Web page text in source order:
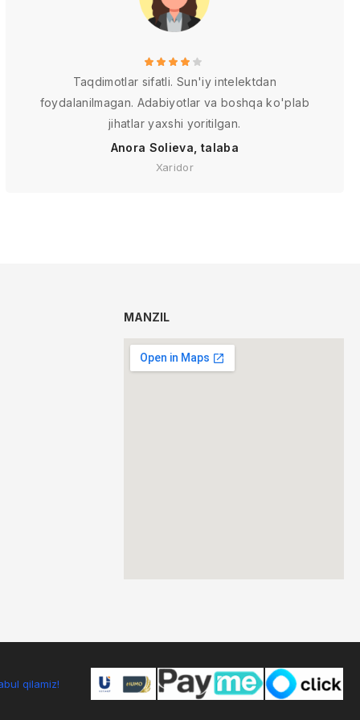
Taqdimotlar sifatli. Sun'iy intelektdan
foydalanilmagan. Adabiyotlar va boshqa ko'plab
jihatlar yaxshi yoritilgan.
Anora Solieva, talaba
Xaridor
MANZIL
qilamiz!